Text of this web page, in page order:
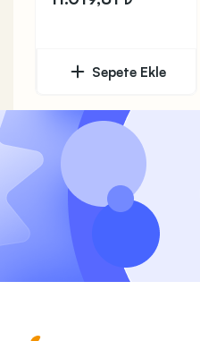
Sepete Ekle